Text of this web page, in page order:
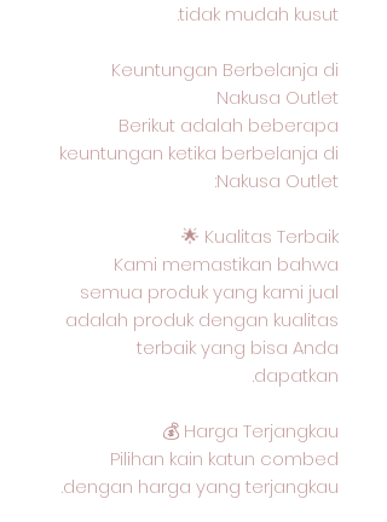
tidak mudah kusut.
Keuntungan Berbelanja di
Nakusa Outlet
Berikut adalah beberapa
keuntungan ketika berbelanja di
Nakusa Outlet:
Kualitas Terbaik 🌟
Kami memastikan bahwa
semua produk yang kami jual
adalah produk dengan kualitas
terbaik yang bisa Anda
dapatkan.
Harga Terjangkau 💰
Pilihan kain katun combed
dengan harga yang terjangkau.